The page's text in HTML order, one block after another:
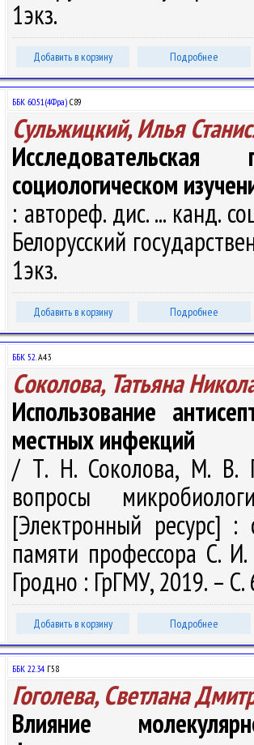
1экз.
Добавить в корзину Подробнее
ББК 60.51(4Фра) С89
Сульжицкий, Илья
социологическом
: автореф. дис. ... канд.
Белорусский
1экз.
Добавить в корзину Подробнее
ББК 52.А43
Соколова, Татьяна
Использование
местных инфекций
/ Т. Н. Соколова, М. В.
вопросы
[Электронный ресурс]
памяти профессора С.
Гродно : ГрГМУ, 2019. –
Добавить в корзину Подробнее
ББК 22.34 Г58
Гоголева, Светлана
Влияние